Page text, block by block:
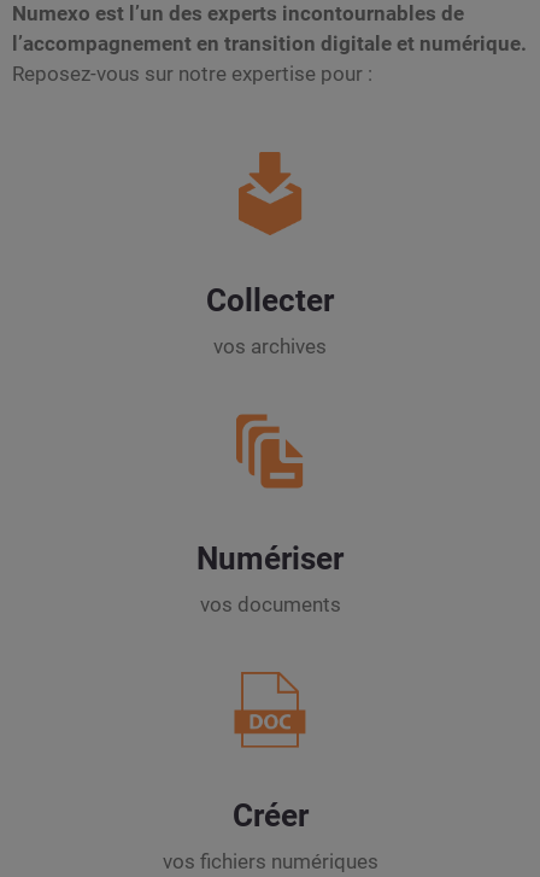
Numexo est l’un des experts incontournables de
l’accompagnement en transition digitale et numérique.
Reposez-vous sur notre expertise pour :
Collecter
vos archives
Numériser
vos documents
Créer
vos fichiers numériques